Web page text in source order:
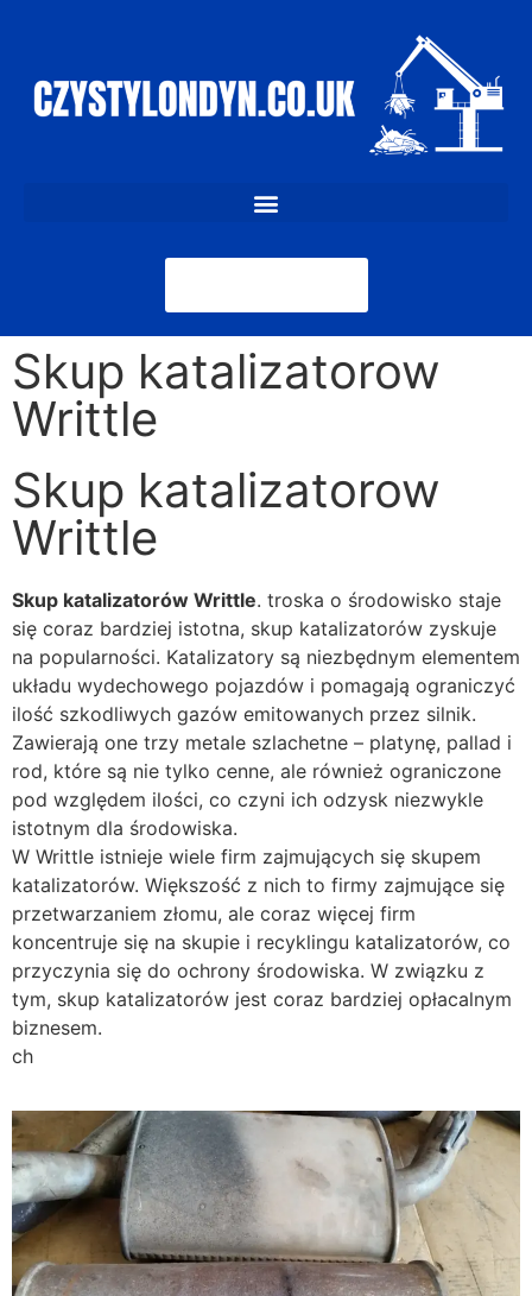
Skup katalizatorow
Writtle
Skup katalizatorow
Writtle
Skup katalizatorów Writtle. troska o środowisko staje
się coraz bardziej istotna, skup katalizatorów zyskuje
na popularności. Katalizatory są niezbędnym elementem
układu wydechowego pojazdów i pomagają ograniczyć
ilość szkodliwych gazów emitowanych przez silnik.
Zawierają one trzy metale szlachetne – platynę, pallad i
rod, które są nie tylko cenne, ale również ograniczone
pod względem ilości, co czyni ich odzysk niezwykle
istotnym dla środowiska.
W Writtle istnieje wiele firm zajmujących się skupem
katalizatorów. Większość z nich to firmy zajmujące się
przetwarzaniem złomu, ale coraz więcej firm
koncentruje się na skupie i recyklingu katalizatorów, co
przyczynia się do ochrony środowiska. W związku z
tym, skup katalizatorów jest coraz bardziej opłacalnym
biznesem.
ch